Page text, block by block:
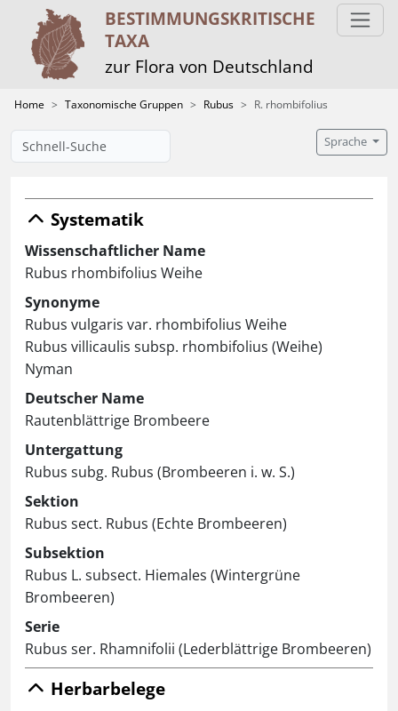
BESTIMMUNGS­KRITISCHE
TAXA
zur Flora von Deutschland
Home Taxonomische Gruppen Rubus R. rhombifolius
Sprache
Systematik
Wissenschaftlicher Name
Rubus rhombifolius Weihe
Synonyme
Rubus vulgaris var. rhombifolius Weihe
Rubus villicaulis subsp. rhombifolius (Weihe)
Nyman
Deutscher Name
Rautenblättrige Brombeere
Untergattung
Rubus subg. Rubus (Brombeeren i. w. S.)
Sektion
Rubus sect. Rubus (Echte Brombeeren)
Subsektion
Rubus L. subsect. Hiemales (Wintergrüne
Brombeeren)
Serie
Rubus ser. Rhamnifolii (Lederblättrige Brombeeren)
Herbarbelege